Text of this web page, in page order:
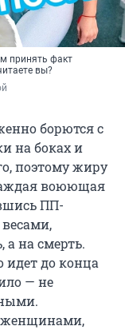
принять факт
вы?
борются с
на боках и
поэтому жиру
воюющая
ПП-
на смерть.
идет до конца
— не
женщинами,